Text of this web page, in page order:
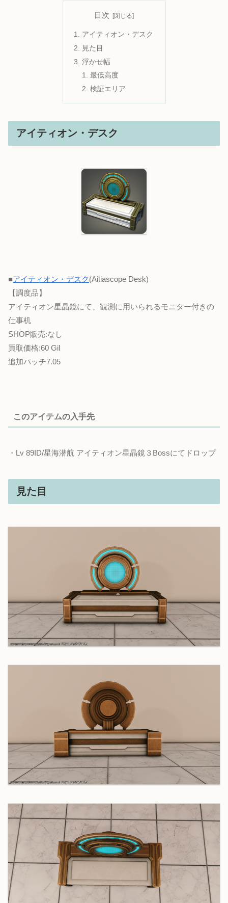
目次
アイティオン・デスク
見た目
浮かせ幅
最低高度
検証エリア
アイティオン・デスク
■アイティオン・デスク(Aitiascope Desk)
【調度品】
アイティオン星晶鏡にて、観測に用いられるモニター付きの
仕事机
SHOP販売:なし
買取価格:60 Gil
追加パッチ7.05
このアイテムの入手先
・Lv 89ID/星海潜航 アイティオン星晶鏡３Bossにてドロップ
見た目